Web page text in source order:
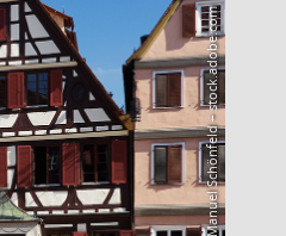
Bild: @Manuel Schönfeld – stock.adobe.com